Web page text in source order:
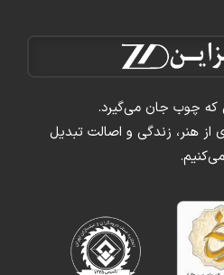
که چوب جان می‌گیرد.
از هنر، زندگی و اصالت تبدیل
می‌کنیم.